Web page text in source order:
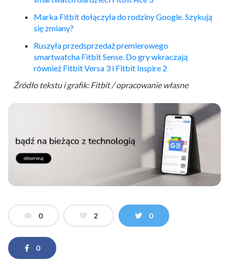
Marka Fitbitdołączyła do rodziny Google. Szykują
się zmiany?
Ruszyła przedsprzedaż premierowego
smartwatcha FitbitSense. Do gry wkraczają
również FitbitVersa 3 i Fitbit Inspire 2
Źródło tekstu i grafik: Fitbit / opracowanie własne
0 2 0
0